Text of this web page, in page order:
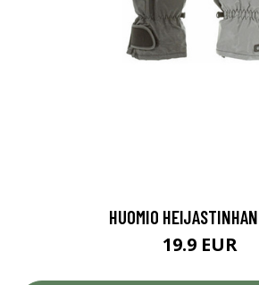
HUOMIO
19.9 EUR